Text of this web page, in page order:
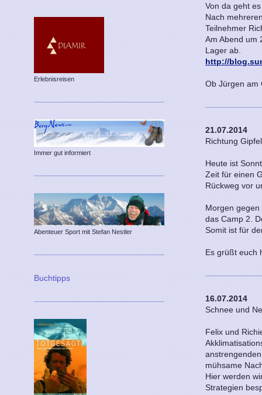
Von da geht
Nach
Teilnehmer
Am Abend um
Lager ab.
http://
Ob Jürgen am
21.07.2014
Richtung Gipfel
Heute ist
Zeit für einen
Rückweg vor
Morgen
das Camp 2.
Somit ist für
Es grüßt euch
16.07.2014
Schnee und
Felix und
mühsame
Hier werden
Strategien
Erlebnisreisen
Immer gut informiert
Abenteuer Sport mit Stefan Nestler
Buchtipps